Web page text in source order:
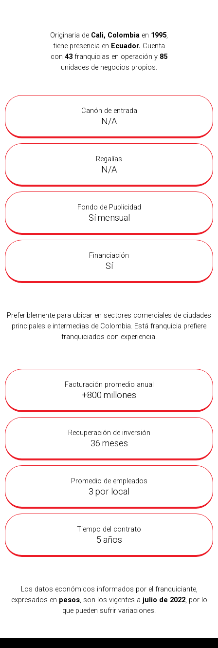
Originaria de Cali, Colombiaen 1995,
tiene presencia en Ecuador. Cuenta
con 43franquicias en operación y 85
unidades de negocios propios.
Canón de entrada
N/A
Regalías
N/A
Fondo de Publicidad
Sí mensual
Financiación
Sí
Preferiblemente para ubicar en sectores comerciales de ciudades
principales e intermedias de Colombia. Está franquicia prefiere
franquiciados con experiencia.
Facturación promedio anual
+800 millones
Recuperación de inversión
36 meses
Promedio de empleados
3 por local
Tiempo del contrato
5 años
Los datos económicos informados por el franquiciante,
expresados en pesos, son los vigentes a julio de 2022, por lo
que pueden sufrir variaciones.